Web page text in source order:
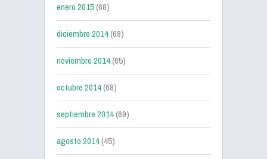
enero 2015(68)
diciembre 2014(68)
noviembre 2014(65)
octubre 2014(68)
septiembre 2014(69)
agosto 2014(45)